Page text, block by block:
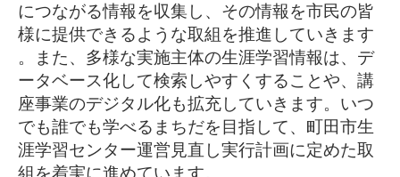
につながる情報を収集し、 その情報を市民の皆
様に提供できるような取組を推進していきます
。また、多様な実施主体の生涯学習情報は、デ
ータベース化して検索しやすくすることや、講
座事業のデジタル化も拡充していきます。いつ
でも誰でも学べるまちだを目指して、町田市生
涯学習センター運営見直し実行計画に定めた取